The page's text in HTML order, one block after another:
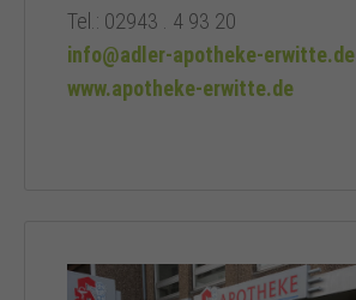
Tel.: 02943 . 4 93 20
info@adler-apotheke-erwitte.de
www.apotheke-erwitte.de